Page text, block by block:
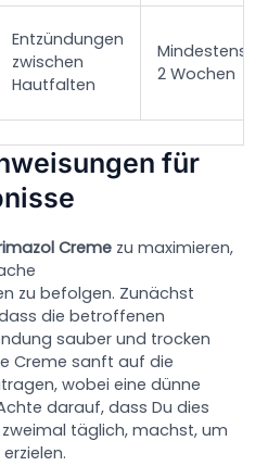
Entzündungen
zwischen
Hautfalten
Mindestens
2 Wochen
für
Creme zu maximieren,
zu befolgen. Zunächst
die betroffenen
sauber und trocken
Creme sanft auf die
wobei eine dünne
darauf, dass Du dies
täglich, machst, um